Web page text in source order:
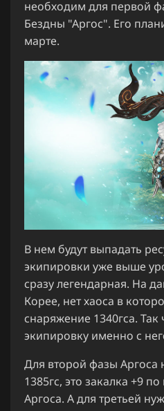
необходим для первой
Бездны "Аргос". Его
марте.
В нем будут выпадать
экипировки уже выше
сразу легендарная. На
Корее, нет хаоса в
снаряжение 1340гса. Так
экипировку именно с
Для второй фазы Аргоса
1385гс, это закалка +9
Аргоса. А для третьей